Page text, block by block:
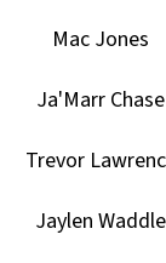
Mac Jones
Ja'Marr Chase
Trevor
Jaylen Waddle